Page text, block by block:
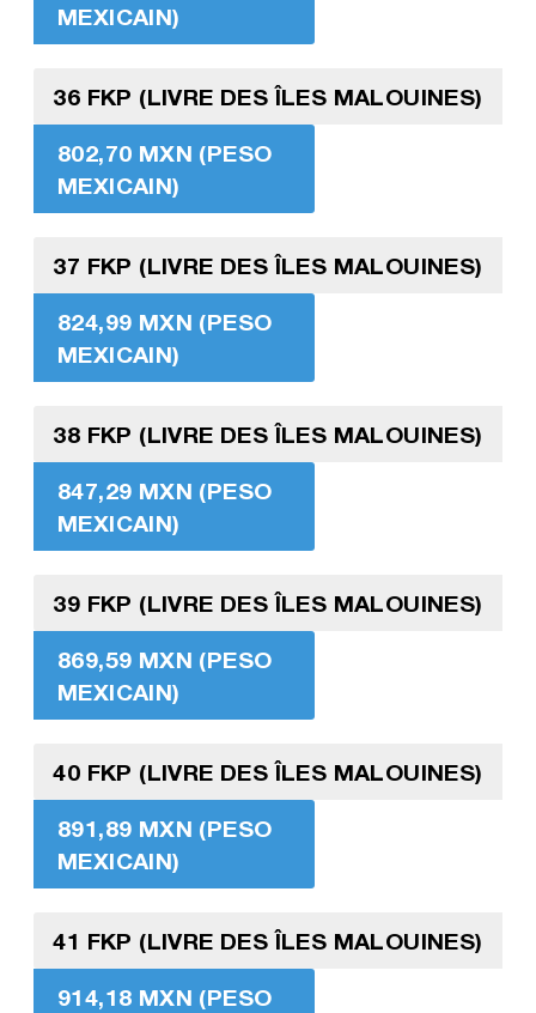
MEXICAIN)
36 FKP (LIVRE DES ÎLES MALOUINES)
802,70 MXN (PESO
MEXICAIN)
37 FKP (LIVRE DES ÎLES MALOUINES)
824,99 MXN (PESO
MEXICAIN)
38 FKP (LIVRE DES ÎLES MALOUINES)
847,29 MXN (PESO
MEXICAIN)
39 FKP (LIVRE DES ÎLES MALOUINES)
869,59 MXN (PESO
MEXICAIN)
40 FKP (LIVRE DES ÎLES MALOUINES)
891,89 MXN (PESO
MEXICAIN)
41 FKP (LIVRE DES ÎLES MALOUINES)
914,18 MXN (PESO